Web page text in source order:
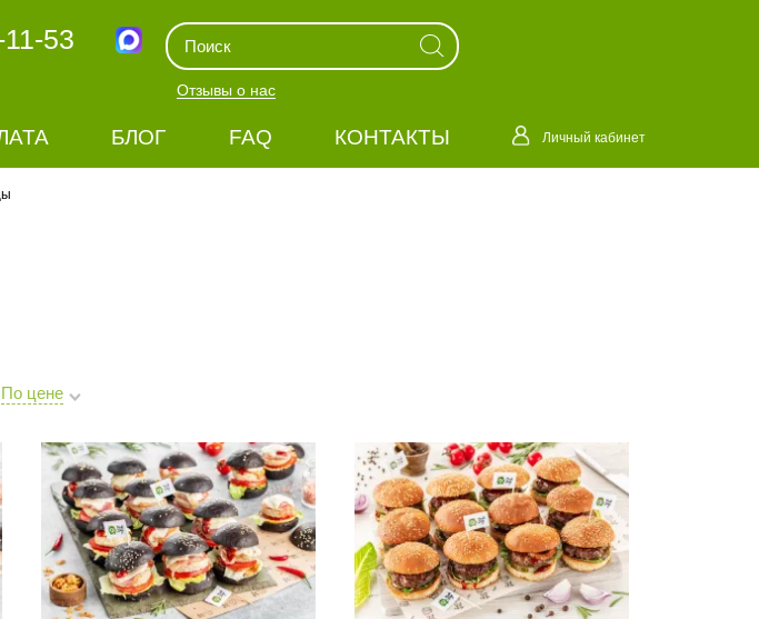
53
Отзывы о нас
БЛОГ FAQ КОНТАКТЫ Личный кабинет
По цене